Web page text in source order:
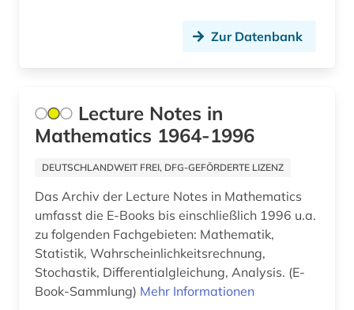
bauwirtschaft (2)
bayern (2)
bedarfsforschung (1)
bedrohte sprache (1)
volkswirtschaft tourismus gaststättengewerbe
Zur Datenbank
Lecture Notes in
Mathematics 1964-1996
DEUTSCHLANDWEIT FREI, DFG-GEFÖRDERTE LIZENZ
Das Archiv der Lecture Notes in Mathematics
umfasst die E-Books bis einschließlich 1996 u.a.
zu folgenden Fachgebieten: Mathematik,
Statistik, Wahrscheinlichkeitsrechnung,
Stochastik, Differentialgleichung, Analysis. (E-
Book-Sammlung) Mehr Informationen